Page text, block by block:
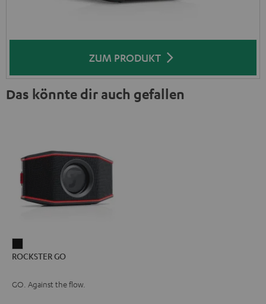
ZUM PRODUKT
Das könnte dir auch gefallen
GO
ROCKSTER GO
GO. Against the flow.